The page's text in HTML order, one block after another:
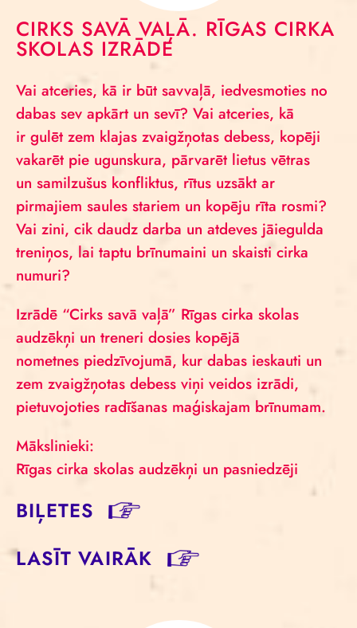
CIRKS SAVĀ VAĻĀ. RĪGAS CIRKA
SKOLAS IZRĀDE
Vai atceries, kā ir būt savvaļā, iedvesmoties no
dabas sev apkārt un sevī? Vai atceries, kā
ir gulēt zem klajas zvaigžņotas debess, kopēji
vakarēt pie ugunskura, pārvarēt lietus vētras
un samilzušus konfliktus, rītus uzsākt ar
pirmajiem saules stariem un kopēju rīta rosmi?
Vai zini, cik daudz darba un atdeves jāiegulda
treniņos, lai taptu brīnumaini un skaisti cirka
numuri?
Izrādē “Cirks savā vaļā” Rīgas cirka skolas
audzēkņi un treneri dosies kopējā
nometnes piedzīvojumā, kur dabas ieskauti un
zem zvaigžņotas debess viņi veidos izrādi,
pietuvojoties radīšanas maģiskajam brīnumam.
Mākslinieki:
Rīgas cirka skolas audzēkņi un pasniedzēji
BIĻETES
LASĪT VAIRĀK